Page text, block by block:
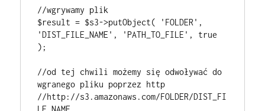
//wgrywamy plik
$result = $s3->putObject( 'FOLDER',
'DIST_FILE_NAME', 'PATH_TO_FILE', true
);
//od tej chwili możemy się odwoływać do
wgranego pliku poprzez http
//http://s3.amazonaws.com/FOLDER/DIST_FI
LE_NAME